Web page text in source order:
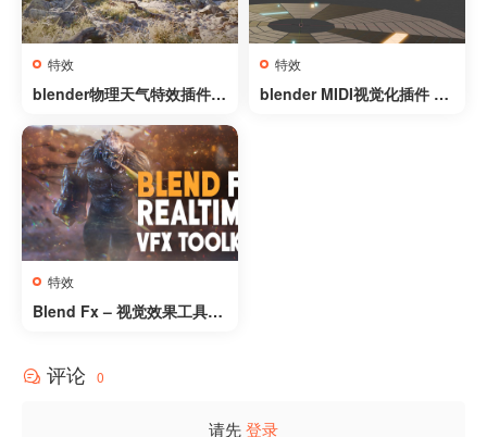
特效
blender物理天气特效插件 –
特效
blender MIDI视觉化插件 –
特效
Blend Fx – 视觉效果工具包
评论 0
请先登录